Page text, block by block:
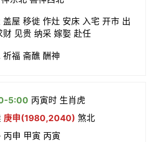
伐木 架马 扫舍
归岫 修坟
安葬 立碑
盖屋 移徙 作灶 安床 入宅 开市 出
财 见贵 纳采 嫁娶 赴任
祈福 斋醮 酬神
5:00 丙寅时 生肖虎
庚申(1980,2040) 煞北
丙申 甲寅 丙寅